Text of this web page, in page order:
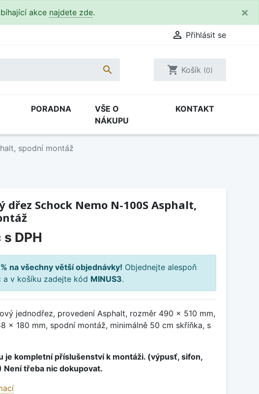
akce najdete zde. ×
 Přihlásit se
 shopping_cart Košík (0)
PORADNA
VŠE O
NÁKUPU
KONTAKT
spodní montáž
dřez Schock Nemo N-100S Asphalt,
s DPH
na všechny větší objednávky! Objednejte alespoň
a v košíku zadejte kód MINUS3.
jednodřez, provedení Asphalt, rozměr 490 x 510 mm,
x 180 mm, spodní montáž, minimálně 50 cm skříňka, s
je kompletní příslušenství k montáži. (výpusť, sifon,
Není třeba nic dokupovat.